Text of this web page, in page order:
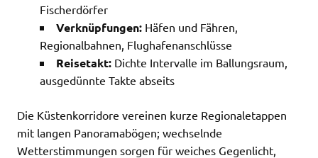
Fischerdörfer
Verknüpfungen: Häfen und Fähren,
Regionalbahnen, Flughafenanschlüsse
Reisetakt: Dichte Intervalle im Ballungsraum,
ausgedünnte Takte abseits
Die Küstenkorridore vereinen kurze Regionaletappen
mit langen Panoramabögen; wechselnde
Wetterstimmungen sorgen für weiches Gegenlicht,